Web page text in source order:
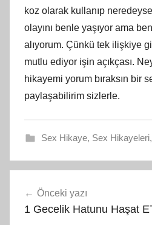
koz olarak kullanıp
olayını benle yaşıyor ama
alıyorum. Çünkü tek ilişkiye
mutlu ediyor işin açıkçası.
hikayemi yorum bıraksın bir
paylaşabilirim sizlerle.
Sex Hikaye, Sex Hikayeleri,
gezinmesi
Önceki yazı
1 Gecelik Hatunu Haşat